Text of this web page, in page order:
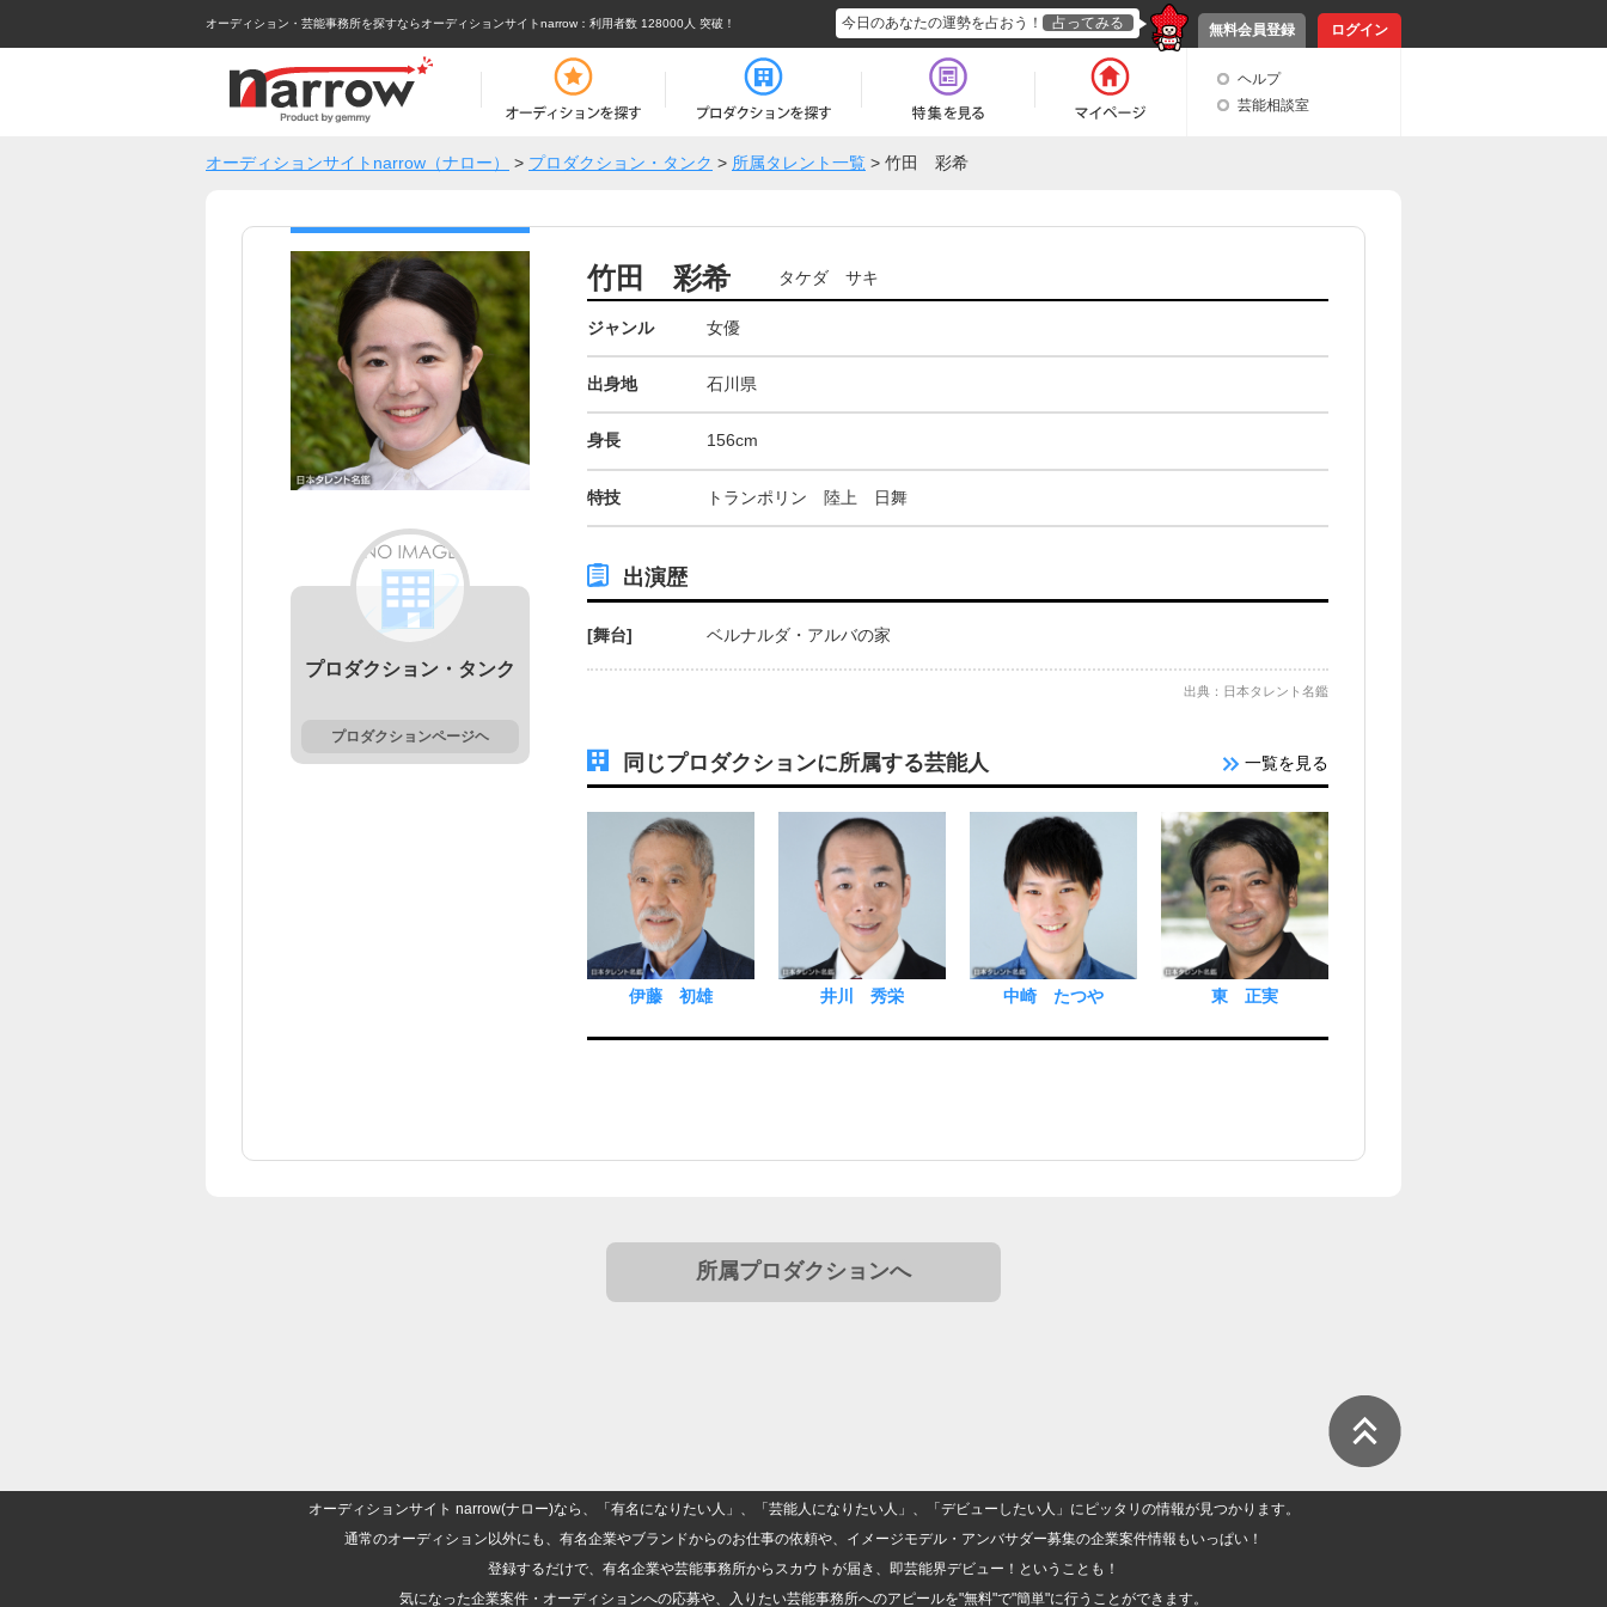
オーディション・芸能事務所を探すならオーディションサイトnarrow ：利用者数 128000人 突破！ 無料会員登録 ログイン
今日のあなたの運勢を占おう！ 占ってみる
ヘルプ
芸能相談室
オーディションサイトnarrow（ナロー） > プロダクション・タンク > 所属タレント一覧 > 竹田 彩希
プロダクション・タンク
プロダクションページヘ
竹田 彩希 タケダ サキ
ジャンル 女優
出身地 石川県
身長 156cm
特技 トランポリン 陸上 日舞
出演歴
[舞台] ベルナルダ・アルバの家
出典：日本タレント名鑑
同じプロダクションに所属する芸能人 一覧を見る
伊藤 初雄 井川 秀栄 中崎 たつや 東 正実
所属プロダクションへ
オーディションサイト narrow(ナロー)なら、「有名になりたい人」、「芸能人になりたい人」、「デビューしたい人」にピッタリの情報が見つかります。
通常のオーディション以外にも、有名企業やブランドからのお仕事の依頼や、イメージモデル・アンバサダー募集の企業案件情報もいっぱい！
登録するだけで、有名企業や芸能事務所からスカウトが届き、即芸能界デビュー！ということも！
気になった企業案件・オーディションへの応募や、入りたい芸能事務所へのアピールを"無料"で"簡単"に行うことができます。